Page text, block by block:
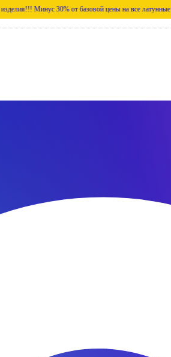
Минус 30% от базовой цены на все латунные изделия!!!